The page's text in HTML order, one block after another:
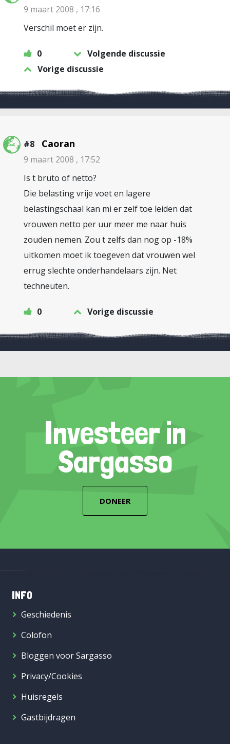
9 maart 2008 , 17:16
Verschil moet er zijn.
0
Volgende discussie
Vorige discussie
#8 Caoran
9 maart 2008 , 17:52
Is t bruto of netto?
Die belasting vrije voet en lagere
belastingschaal kan mi er zelf toe leiden dat
vrouwen netto per uur meer me naar huis
zouden nemen. Zou t zelfs dan nog op -18%
uitkomen moet ik toegeven dat vrouwen wel
errug slechte onderhandelaars zijn. Net
techneuten.
0 Vorige discussie
Investeer in
Sargasso
DONEER
INFO
Geschiedenis
Colofon
Bloggen voor Sargasso
Privacy/Cookies
Huisregels
Gastbijdragen